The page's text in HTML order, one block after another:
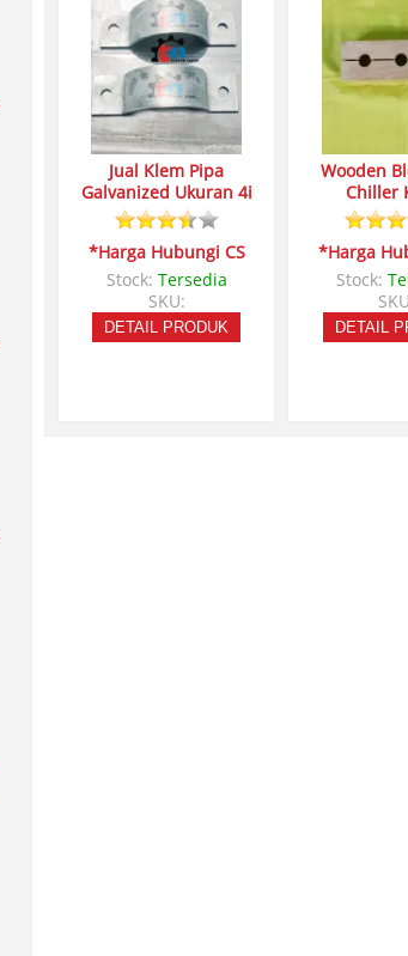
Jual Klem Pipa
Galvanized Ukuran 4i
*Harga Hubungi CS
Stock: Tersedia
SKU:
DETAIL PRODUK
Wooden
Chiller
*Harga
Stock:
DETAIL